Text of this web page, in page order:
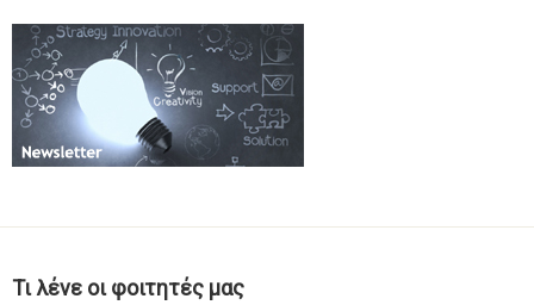
Τι λένε οι φοιτητές μας